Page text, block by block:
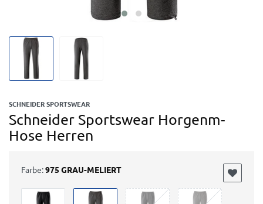
SCHNEIDER SPORTSWEAR
Schneider Sportswear Horgenm-
Hose Herren
Farbe:975 GRAU-MELIERT